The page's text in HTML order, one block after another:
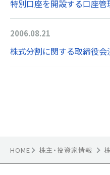
HOME 株主・投資家情報